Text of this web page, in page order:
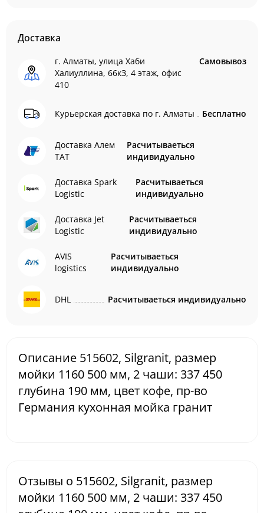
Доставка
г. Алматы, улица Хаби
Халиуллина, 66кЗ, 4 этаж, офис
410
Самовывоз
Курьерская доставка по г. Алматы Бесплатно
Доставка Алем
ТАТ
Расчитываеться
индивидуально
Доставка Spark
Logistic
Расчитываеться
индивидуально
Доставка Jet
Logistic
Расчитываеться
индивидуально
AVIS
logistics
Расчитываеться
индивидуально
DHL Расчитываеться индивидуально
Описание 515602, Silgranit, размер
мойки 1160 500 мм, 2 чаши: 337 450
глубина 190 мм, цвет кофе, пр-во
Германия кухонная мойка гранит
Отзывы о 515602, Silgranit, размер
мойки 1160 500 мм, 2 чаши: 337 450